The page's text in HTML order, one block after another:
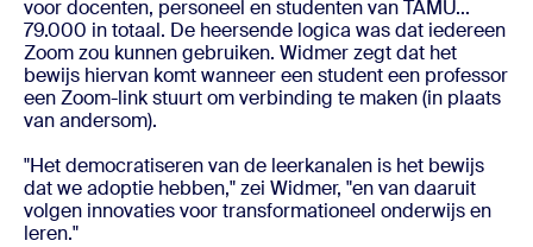
voor docenten, personeel en studenten van TAMU...
79.000 in totaal. De heersende logica was dat iedereen
Zoom zou kunnen gebruiken. Widmer zegt dat het
bewijs hiervan komt wanneer een student een professor
een Zoom-link stuurt om verbinding te maken (in plaats
van andersom).
"Het democratiseren van de leerkanalen is het bewijs
dat we adoptie hebben," zei Widmer, "en van daaruit
volgen innovaties voor transformationeel onderwijs en
leren."